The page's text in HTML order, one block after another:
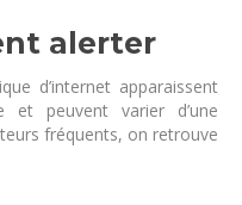
alerter
d’internet apparaissent
et peuvent varier d’une
fréquents, on retrouve